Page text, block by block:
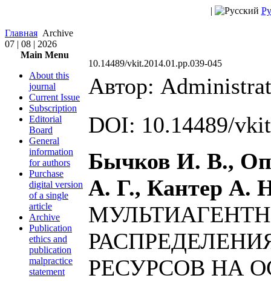
|
Главная Archive
07 | 08 | 2026
Main Menu
About this
journal
Current Issue
Subscription
Editorial
Board
General
information
for authors
Purchase
digital version
of a single
article
Archive
Publication
ethics and
publication
malpractice
statement
10.14489/vkit.2014.01.pp.039-045
Автор:
DOI: 10.14489/
Бычков И. В.,
А. Г., Кантер А.
РЕСУРСОВ НА